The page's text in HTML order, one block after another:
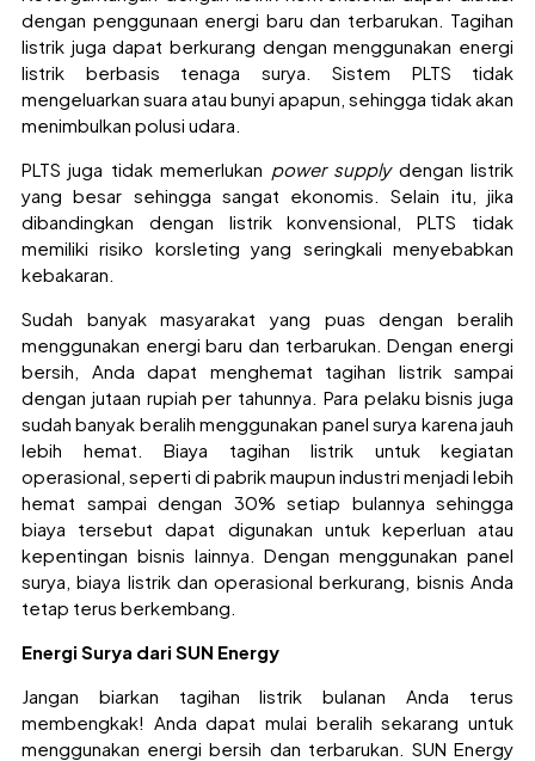
dengan penggunaan energi baru dan terbarukan. Tagihan
listrik juga dapat berkurang dengan menggunakan energi
listrik berbasis tenaga surya. Sistem PLTS tidak
mengeluarkan suara atau bunyi apapun, sehingga tidak akan
menimbulkan polusi udara.
PLTS juga tidak memerlukan power supplydengan listrik
yang besar sehingga sangat ekonomis. Selain itu, jika
dibandingkan dengan listrik konvensional, PLTS tidak
memiliki risiko korsleting yang seringkali menyebabkan
kebakaran.
Sudah banyak masyarakat yang puas dengan beralih
menggunakan energi baru dan terbarukan. Dengan energi
bersih, Anda dapat menghemat tagihan listrik sampai
dengan jutaan rupiah per tahunnya. Para pelaku bisnis juga
sudah banyak beralih menggunakan panel surya karena jauh
lebih hemat. Biaya tagihan listrik untuk kegiatan
operasional, seperti di pabrik maupun industri menjadi lebih
hemat sampai dengan 30% setiap bulannya sehingga
biaya tersebut dapat digunakan untuk keperluan atau
kepentingan bisnis lainnya. Dengan menggunakan panel
surya, biaya listrik dan operasional berkurang, bisnis Anda
tetap terus berkembang.
Energi Surya dari SUN Energy
Jangan biarkan tagihan listrik bulanan Anda terus
membengkak! Anda dapat mulai beralih sekarang untuk
menggunakan energi bersih dan terbarukan. SUN Energy